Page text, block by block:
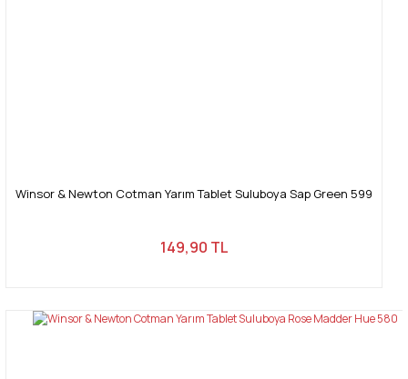
Winsor & Newton Cotman Yarım Tablet Suluboya Sap Green 599
149,90 TL